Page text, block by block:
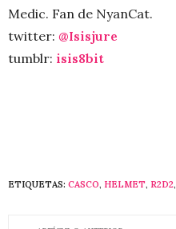
Medic. Fan de NyanCat.
twitter: @Isisjure
tumblr: isis8bit
ETIQUETAS: CASCO, HELMET, R2D2,